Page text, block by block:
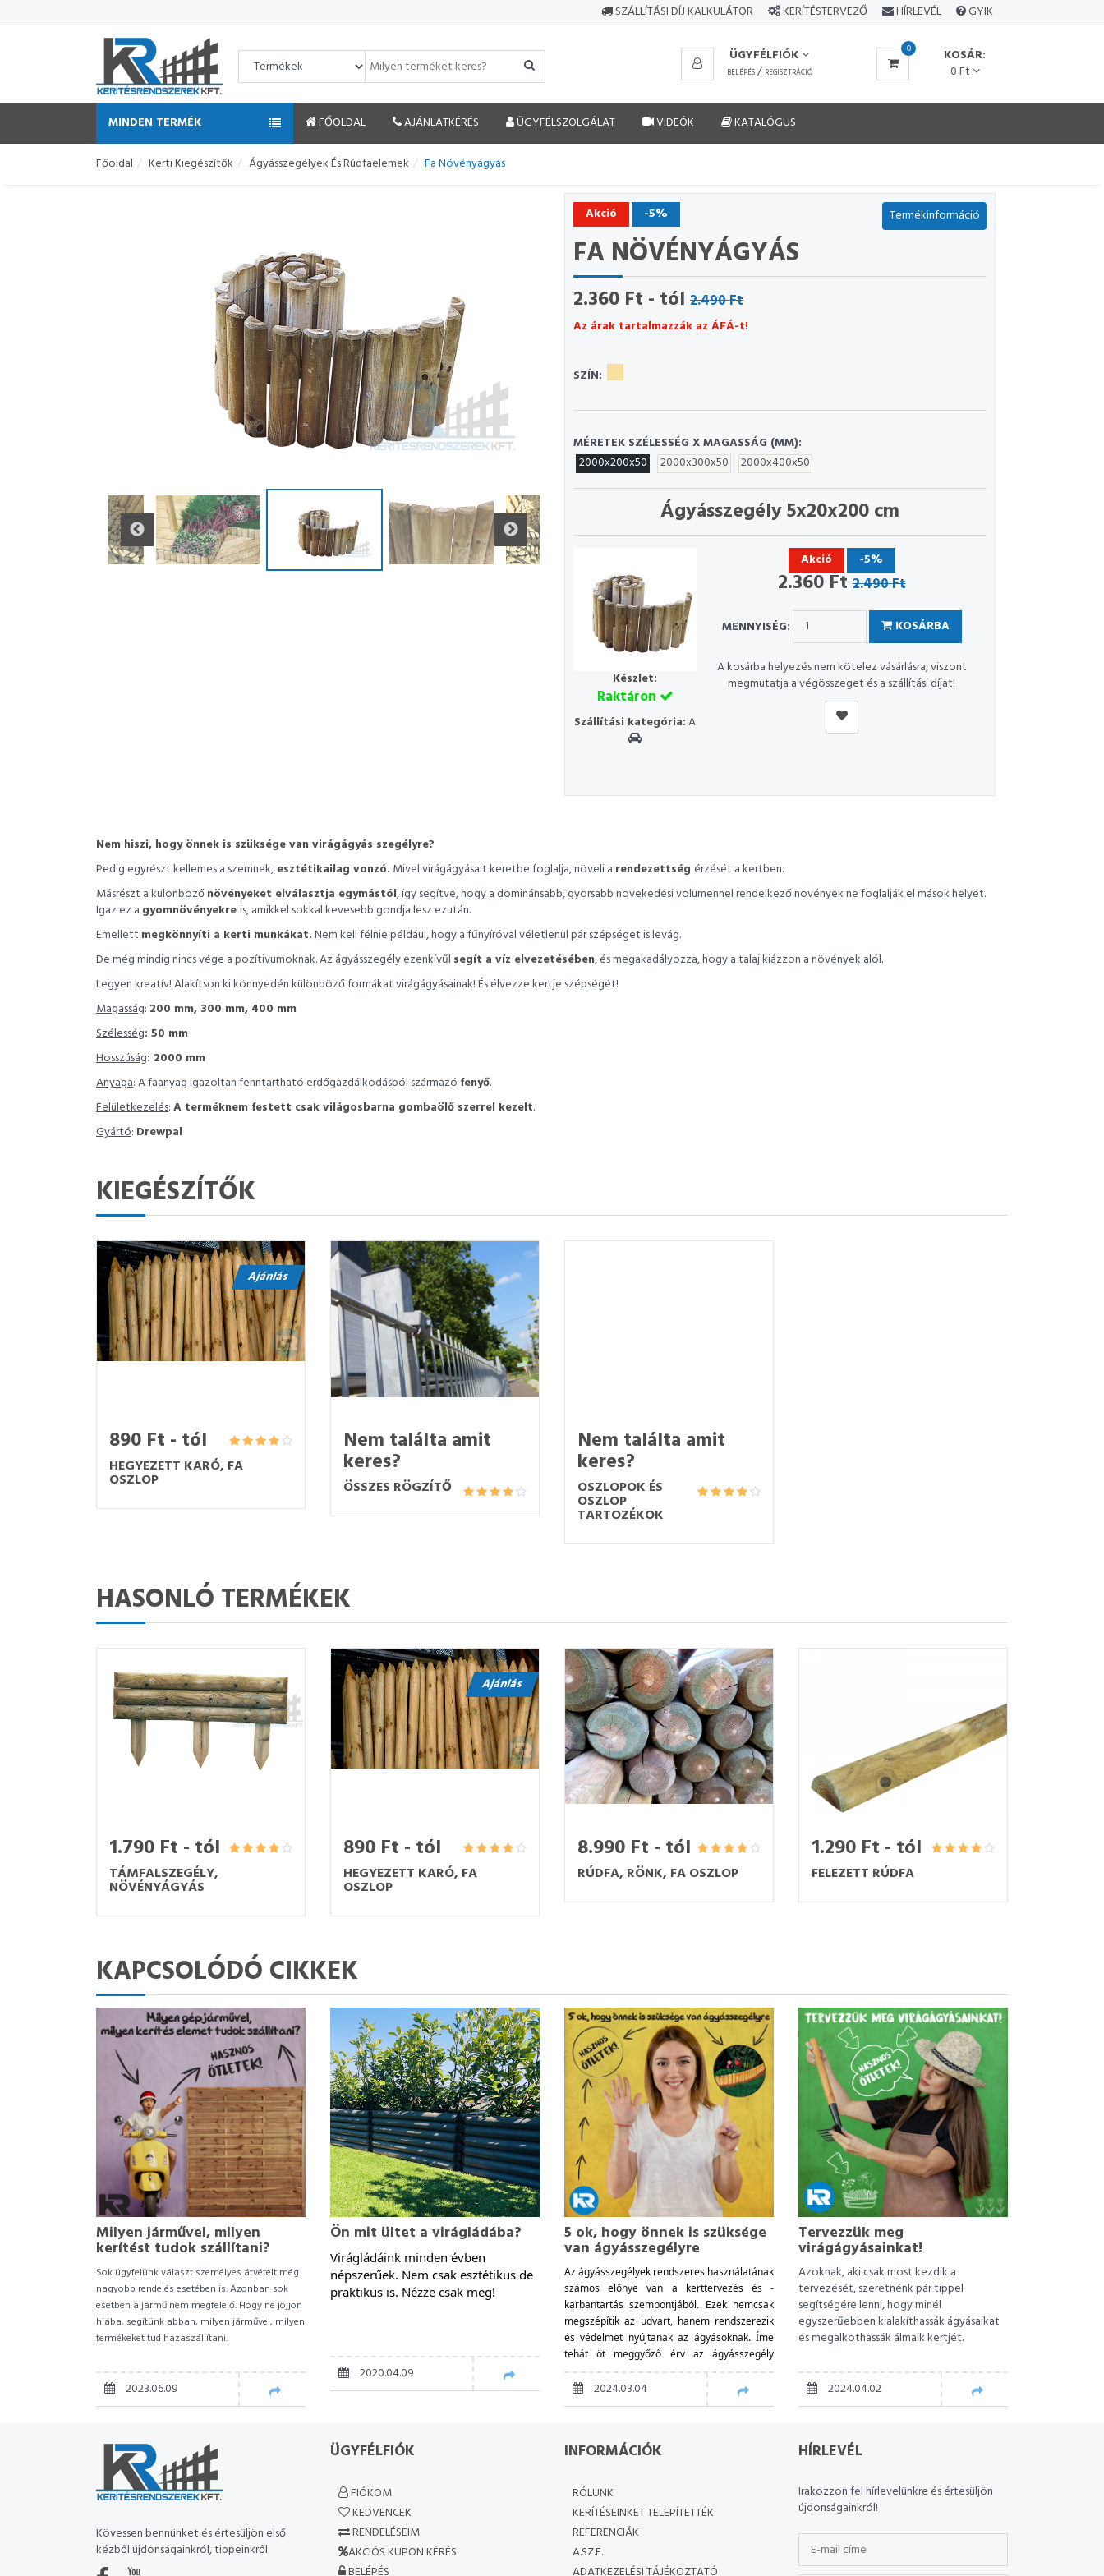
SZÁLLÍTÁSI DÍJ KALKULÁTOR KERÍTÉSTERVEZŐ HÍRLEVÉL GYIK
ÜGYFÉLFIÓK
BELÉPÉS/ REGISZTRÁCIÓ
0
KOSÁR:
0 Ft
MINDEN TERMÉK FŐOLDAL AJÁNLATKÉRÉS ÜGYFÉLSZOLGÁLAT VIDEÓK KATALÓGUS
Főoldal Kerti Kiegészítők Ágyásszegélyek És Rúdfaelemek Fa Növényágyás
Termékinformáció
Akció -5%
FA NÖVÉNYÁGYÁS
2.360 Ft - tól 2.490 Ft
Az árak tartalmazzák az ÁFÁ-t!
SZÍN:
MÉRETEK SZÉLESSÉG X MAGASSÁG (MM):
2000x200x50
2000x300x50 2000x400x50
Ágyásszegély 5x20x200 cm
Készlet:
Raktáron
Szállítási kategória:A
Akció -5%
2.360 Ft2.490 Ft
MENNYISÉG: KOSÁRBA
A kosárba helyezés nem kötelez vásárlásra, viszont
megmutatja a végösszeget és a szállítási díjat!
Nem hiszi, hogy önnek is szüksége van virágágyás szegélyre?
Pedig egyrészt kellemes a szemnek, esztétikailag vonzó. Mivel virágágyásait keretbe foglalja, növeli a rendezettség érzését a kertben.
Másrészt a különbözőnövényeket elválasztja egymástól, így segítve, hogy a dominánsabb, gyorsabb növekedési volumennel rendelkező növények ne foglalják el mások helyét.
Igaz ez a gyomnövényekreis, amikkel sokkal kevesebb gondja lesz ezután.
Emellett megkönnyíti a kerti munkákat.Nem kell félnie például, hogy a fűnyíróval véletlenül pár szépséget is levág.
De még mindig nincs vége a pozítivumoknak. Az ágyásszegély ezenkívűl segít a víz elvezetésében, és megakadályozza, hogy a talaj kiázzon a növények alól.
Legyen kreatív! Alakítson ki könnyedén különböző formákat virágágyásainak! És élvezze kertje szépségét!
Magasság: 200 mm, 300 mm, 400 mm
Szélesség: 50 mm
Hosszúság: 2000 mm
Anyaga: A faanyag igazoltan fenntartható erdőgazdálkodásból származó fenyő.
Felületkezelés:A terméknem festett csak világosbarna gombaölő szerrel kezelt.
Gyártó: Drewpal
KIEGÉSZÍTŐK
Ajánlás
890 Ft - tól
HEGYEZETT KARÓ, FA
OSZLOP
Nem találta amit
keres?
ÖSSZES RÖGZÍTŐ
Nem találta amit
keres?
OSZLOPOK ÉS
OSZLOP
TARTOZÉKOK
HASONLÓ TERMÉKEK
1.790 Ft - tól
TÁMFALSZEGÉLY,
NÖVÉNYÁGYÁS
Ajánlás
890 Ft - tól
HEGYEZETT KARÓ, FA
OSZLOP
8.990 Ft - tól
RÚDFA, RÖNK, FA OSZLOP
1.290 Ft - tól
FELEZETT RÚDFA
KAPCSOLÓDÓ CIKKEK
Milyen járművel, milyen
kerítést tudok szállítani?
Sok ügyfelünk választ személyes átvételt még
nagyobb rendelés esetében is. Azonban sok
esetben a jármű nem megfelelő. Hogy ne jöjjön
hiába, segítünk abban, milyen járművel, milyen
termékeket tud hazaszállítani.
2023.06.09
Ön mit ültet a virágládába?
Virágládáink minden évben
népszerűek. Nem csak esztétikus de
praktikus is. Nézze csak meg!
2020.04.09
5 ok, hogy önnek is szüksége
van ágyásszegélyre
Az ágyásszegélyek rendszeres használatának
számos előnye van a kerttervezés és -
karbantartás szempontjából. Ezek nemcsak
megszépítik az udvart, hanem rendszerezik
és védelmet nyújtanak az ágyásoknak. Íme
tehát öt meggyőző érv az ágyásszegély
mellett.
2024.03.04
Tervezzük meg
virágágyásainkat!
Azoknak, aki csak most kezdik a
tervezését, szeretnénk pár tippel
segítségére lenni, hogy minél
egyszerűebben kialakíthassák ágyásaikat
és megalkothassák álmaik kertjét.
2024.04.02
Kövessen bennünket és értesüljön első
kézből újdonságainkról, tippeinkről.
ÜGYFÉLFIÓK
FIÓKOM
KEDVENCEK
RENDELÉSEIM
AKCIÓS KUPON KÉRÉS
INFORMÁCIÓK
RÓLUNK
KERÍTÉSEINKET TELEPÍTETTÉK
REFERENCIÁK
A.SZ.F.
HÍRLEVÉL
Irakozzon fel hírlevelünkre és értesüljön
újdonságainkról!